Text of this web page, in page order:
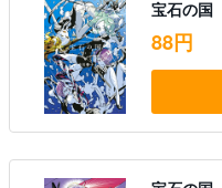
宝石の国
88円